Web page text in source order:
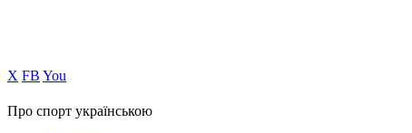
Х FB You
Про спорт українською